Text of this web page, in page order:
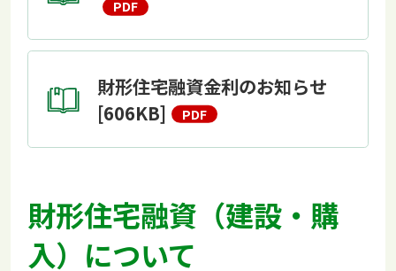
財形住宅融資金利のお知らせ
[606KB]
財形住宅融資（建設・購
入）について